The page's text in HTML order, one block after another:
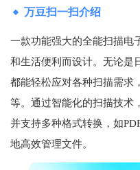
万豆扫一扫介绍
一款功能强大的全能扫描电
和生活便利而设计。无论是
都能轻松应对各种扫描需求
等。通过智能化的扫描技术
并支持多种格式转换，如
地高效管理文件。